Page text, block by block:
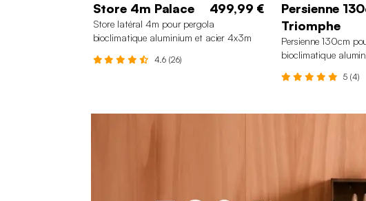
Store 4m Palace 499,99 €
Store latéral 4m pour pergola
bioclimatique aluminium et acier 4x3m
4.6 (26)
Persienne
Triomphe
Persienne 130cm
bioclimatique
5 (4)